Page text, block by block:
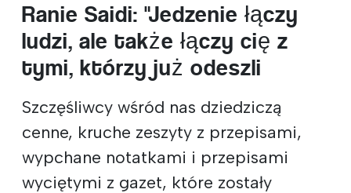
Ranie Saidi: "Jedzenie łączy
ludzi, ale także łączy cię z
tymi, którzy już odeszli
Szczęśliwcy wśród nas dziedziczą
cenne, kruche zeszyty z przepisami,
wypchane notatkami i przepisami
wyciętymi z gazet, które zostały